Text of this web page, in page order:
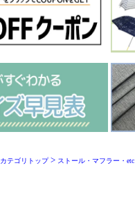
カテゴリトップ> ストール・マフラー・etc